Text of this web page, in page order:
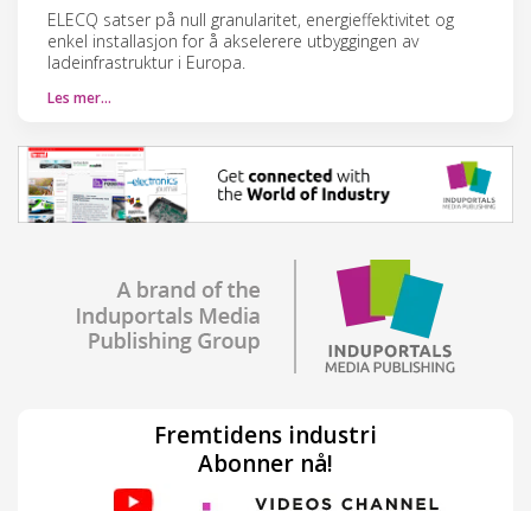
ELECQ satser på null granularitet, energieffektivitet og
enkel installasjon for å akselerere utbyggingen av
ladeinfrastruktur i Europa.
Les mer…
Fremtidens industri
Abonner nå!